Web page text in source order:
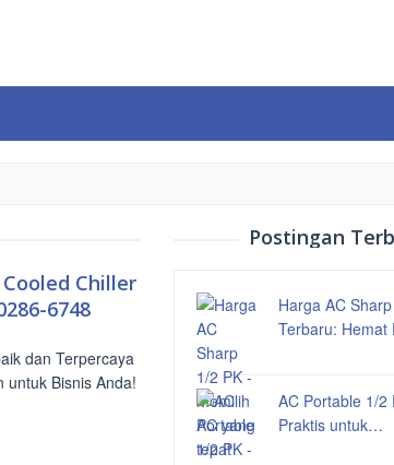
Chiller
6748
dan Terpercaya
untuk Bisnis Anda!
Postingan
Harga AC
Terbaru:
AC Portable 1/2
Praktis untuk…